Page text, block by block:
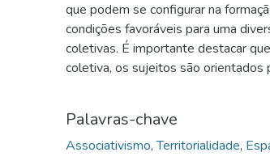
que podem se configurar na
condições favoráveis para uma
coletivas. É importante destacar
coletiva, os sujeitos são orientados
estabelecendo e desenvolvendo
experiências, conhecimentos e
Palavras-chave
Associativismo,Territorialidade,